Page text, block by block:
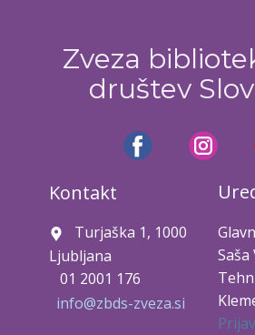
Zveza
društev
Kontakt
Turjaška 1, 1000
Ljubljana
01 2001 176
info@zbds-zveza.si
Saša